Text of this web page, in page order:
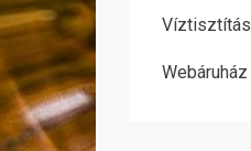
Víztisztítás
Webáruház